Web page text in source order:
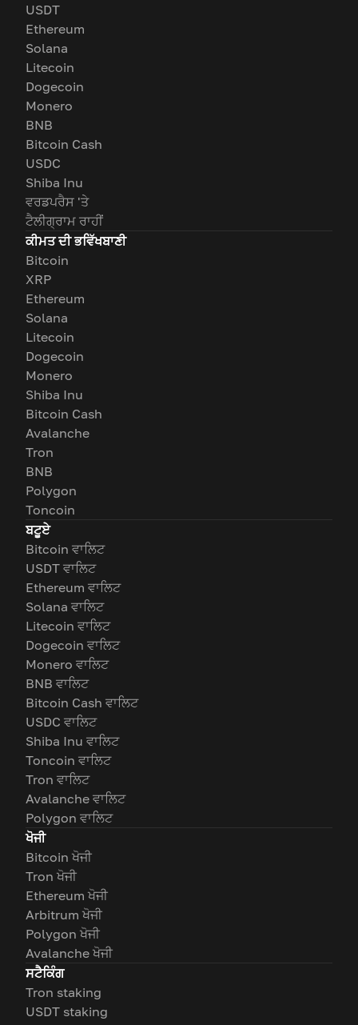
USDT
Ethereum
Solana
Litecoin
Dogecoin
Monero
BNB
Bitcoin Cash
USDC
Shiba Inu
ਵਰਡਪਰੈਸ 'ਤੇ
ਟੈਲੀਗ੍ਰਾਮ ਰਾਹੀਂ
ਕੀਮਤ ਦੀ ਭਵਿੱਖਬਾਣੀ
Bitcoin
XRP
Ethereum
Solana
Litecoin
Dogecoin
Monero
Shiba Inu
Bitcoin Cash
Avalanche
Tron
BNB
Polygon
Toncoin
ਬਟੂਏ
Bitcoin ਵਾਲਿਟ
USDT ਵਾਲਿਟ
Ethereum ਵਾਲਿਟ
Solana ਵਾਲਿਟ
Litecoin ਵਾਲਿਟ
Dogecoin ਵਾਲਿਟ
Monero ਵਾਲਿਟ
BNB ਵਾਲਿਟ
Bitcoin Cash ਵਾਲਿਟ
USDC ਵਾਲਿਟ
Shiba Inu ਵਾਲਿਟ
Toncoin ਵਾਲਿਟ
Tron ਵਾਲਿਟ
Avalanche ਵਾਲਿਟ
Polygon ਵਾਲਿਟ
ਖੋਜੀ
Bitcoin ਖੋਜੀ
Tron ਖੋਜੀ
Ethereum ਖੋਜੀ
Arbitrum ਖੋਜੀ
Polygon ਖੋਜੀ
Avalanche ਖੋਜੀ
ਸਟੈਕਿੰਗ
Tron staking
USDT staking